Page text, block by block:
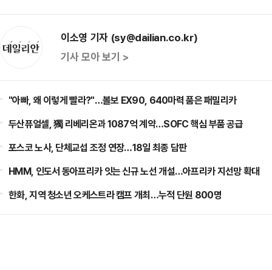
이소영 기자 (sy@dailian.co.kr)
기사 모아 보기 >
"아빠, 왜 이렇게 빨라?"…볼보 EX90, 640마력 품은 패밀리카
두산퓨얼셀, 獨 리베리온과 1087억 계약…SOFC 핵심 부품 공급
포스코 노사, 단체교섭 조정 연장…18일 최종 담판
HMM, 인도서 동아프리카 잇는 신규 노선 개설…아프리카 지선망 확대
한화, 지역 청소년 오케스트라 캠프 개최…누적 단원 800명